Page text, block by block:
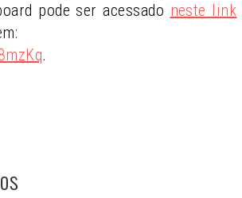
pode ser acessado neste link
.